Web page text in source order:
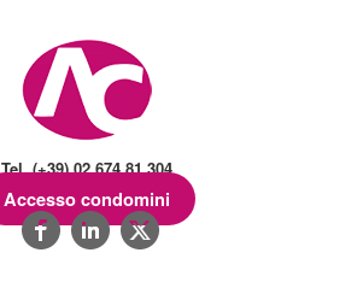
Tel. (+39) 02.674.81.304
Accesso condomini